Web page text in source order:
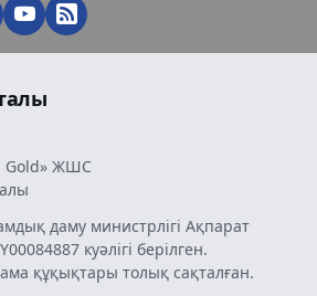
Gold» ЖШС
даму министрлігі Ақпарат
куәлігі берілген.
құқықтары толық сақталған.